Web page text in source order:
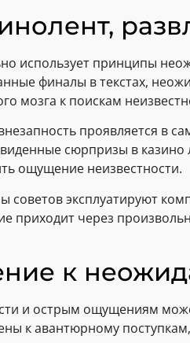
использует принципы
финалы в текстах,
мозга к поискам
проявляется в
сюрпризы в
ощущение неизвестности.
эксплуатируют
приходит через
к
и острым ощущениям
к авантюрному